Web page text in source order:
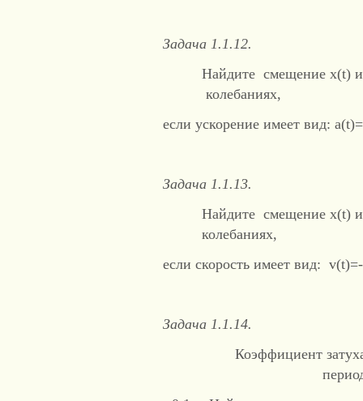
Задача 1.1.12.
Найдите смещение x(t) и
колебаниях,
если ускорение имеет вид:
Задача 1.1.13.
Найдите смещение x(t) и
колебаниях,
если скорость имеет вид:
Задача 1.1.14.
Коэффициент